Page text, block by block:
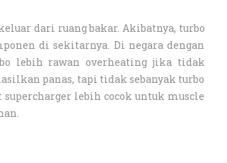
dari ruang bakar. Akibatnya, turbo
di sekitarnya. Di negara dengan
lebih rawan overheating jika tidak
panas, tapi tidak sebanyak turbo
lebih cocok untuk muscle